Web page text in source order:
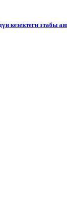
кезектеги этабы